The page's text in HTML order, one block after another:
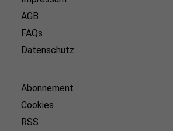
AGB
FAQs
Datenschutz
Abonnement
Cookies
RSS